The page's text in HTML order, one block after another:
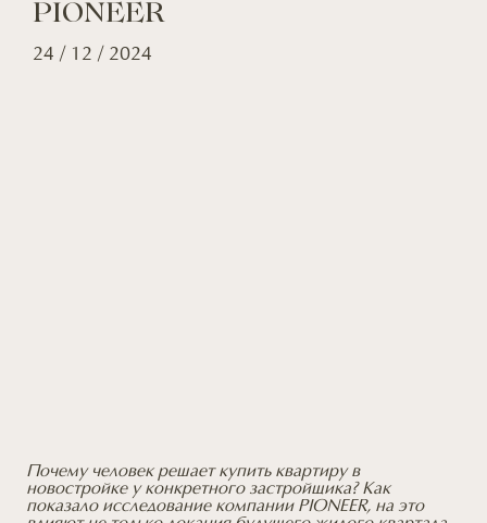
PIONEER
24 / 12 / 2024
Почему человек решает купить квартиру в
новостройке у конкретного застройщика? Как
показало исследование компании PIONEER, на это